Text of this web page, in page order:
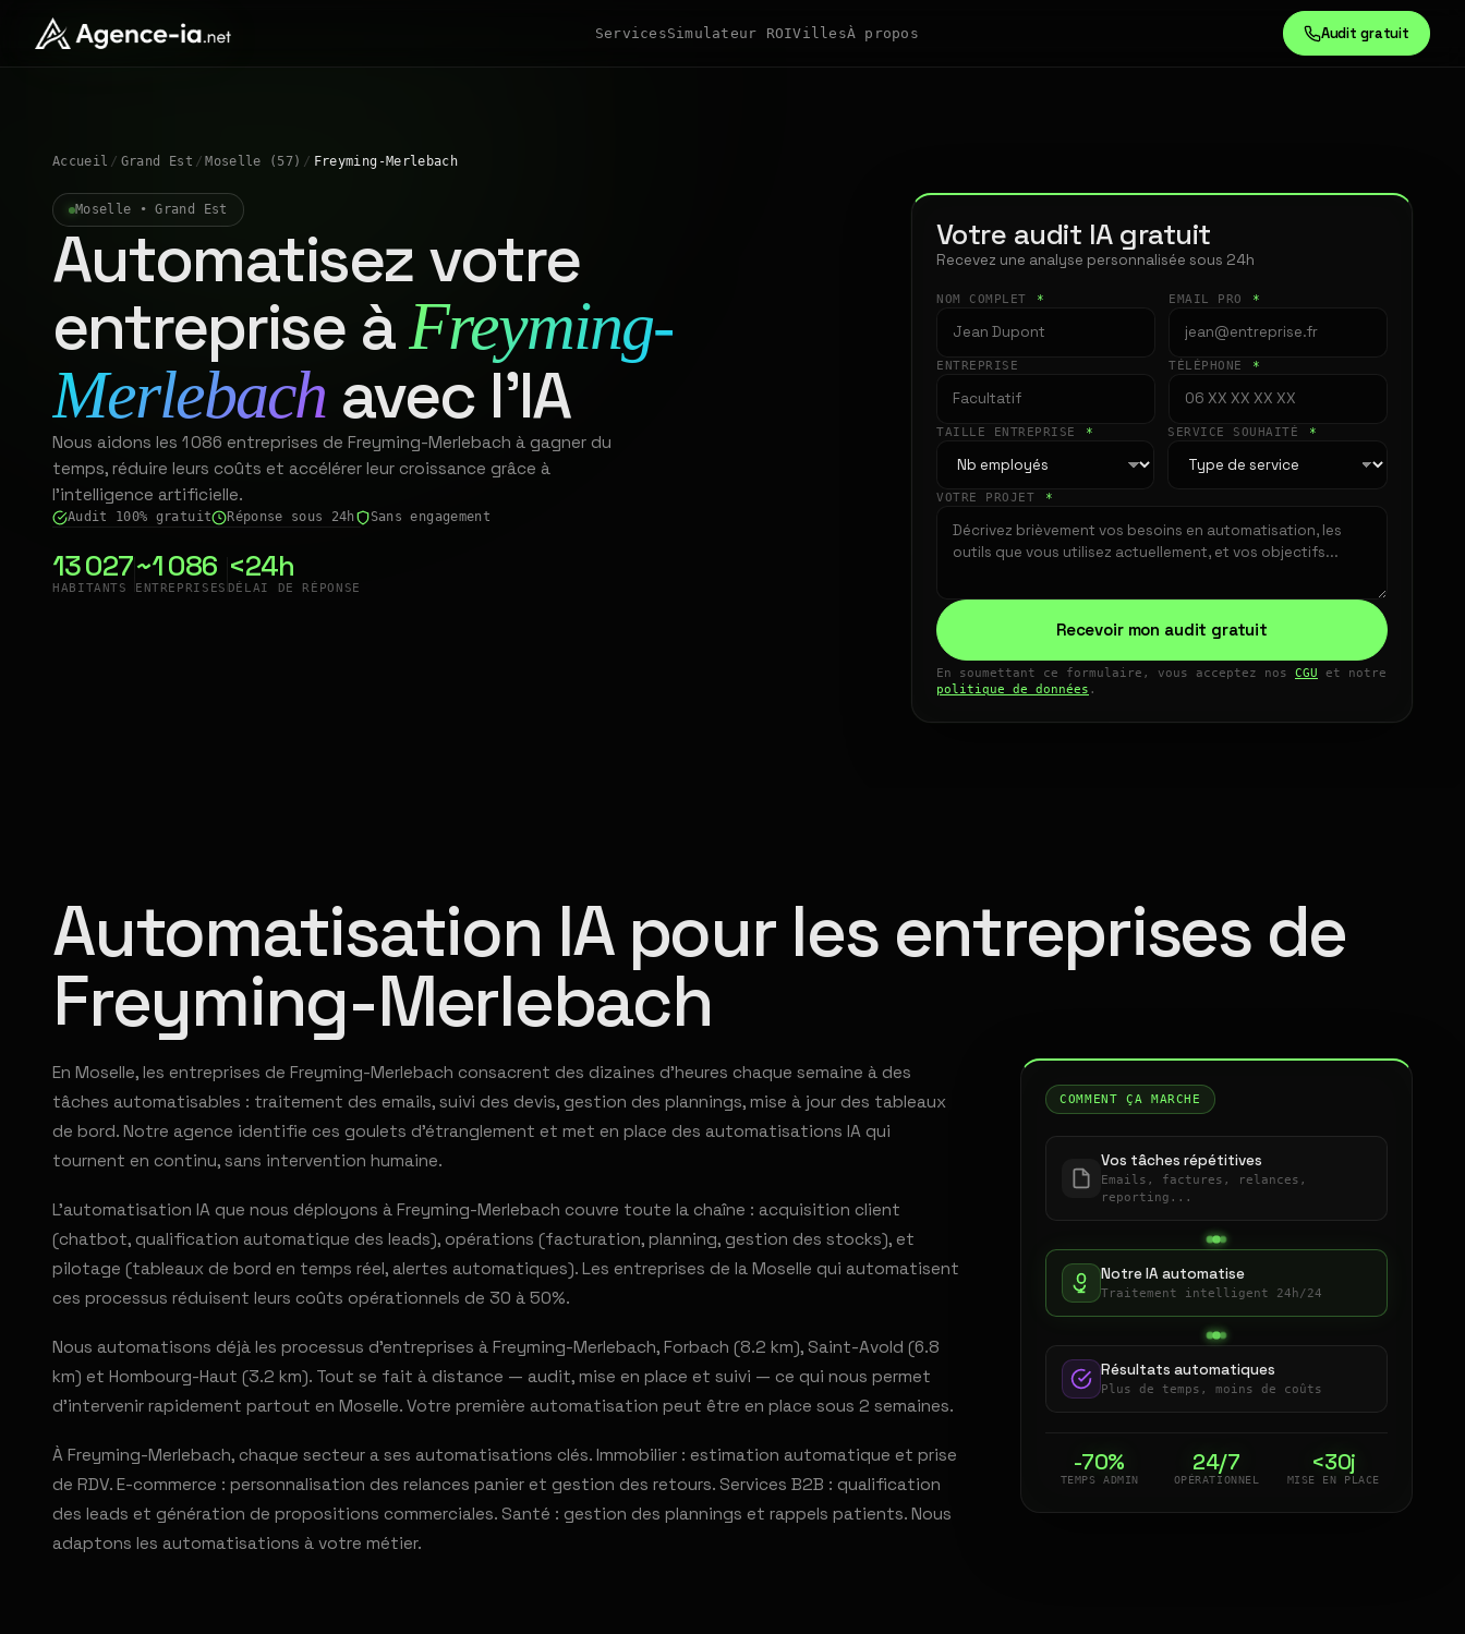
ServicesSimulateur ROIVillesÀ propos Audit gratuit
Accueil / Grand Est / Moselle (57) / Freyming-Merlebach
Moselle • Grand Est
Automatisez votre
entreprise àFreyming-
Merlebach avec l'IA
Nous aidons les 1 086 entreprises de Freyming-Merlebach à gagner du
temps, réduire leurs coûts et accélérer leur croissance grâce à
l'intelligence artificielle.
Audit 100% gratuit Réponse sous 24h Sans engagement
13 027
HABITANTS
~1 086
ENTREPRISES
<24h
DÉLAI DE RÉPONSE
Votre audit IA gratuit
Recevez une analyse personnalisée sous 24h
NOM COMPLET * EMAIL PRO *
ENTREPRISE TÉLÉPHONE *
TAILLE ENTREPRISE * SERVICE SOUHAITÉ *
VOTRE PROJET *
Recevoir mon audit gratuit
En soumettant ce formulaire, vous acceptez nos CGU et notre
politique de données .
Automatisation IA pour les entreprises de
Freyming-Merlebach
En Moselle, les entreprises de Freyming-Merlebach consacrent des dizaines d'heures chaque semaine à des
tâches automatisables : traitement des emails, suivi des devis, gestion des plannings, mise à jour des tableaux
de bord. Notre agence identifie ces goulets d'étranglement et met en place des automatisations IA qui
tournent en continu, sans intervention humaine.
L'automatisation IA que nous déployons à Freyming-Merlebach couvre toute la chaîne : acquisition client
(chatbot, qualification automatique des leads), opérations (facturation, planning, gestion des stocks), et
pilotage (tableaux de bord en temps réel, alertes automatiques). Les entreprises de la Moselle qui automatisent
ces processus réduisent leurs coûts opérationnels de 30 à 50%.
Nous automatisons déjà les processus d'entreprises à Freyming-Merlebach, Forbach (8.2 km), Saint-Avold (6.8
km) et Hombourg-Haut (3.2 km). Tout se fait à distance — audit, mise en place et suivi — ce qui nous permet
d'intervenir rapidement partout en Moselle. Votre première automatisation peut être en place sous 2 semaines.
À Freyming-Merlebach, chaque secteur a ses automatisations clés. Immobilier : estimation automatique et prise
de RDV. E-commerce : personnalisation des relances panier et gestion des retours. Services B2B : qualification
des leads et génération de propositions commerciales. Santé : gestion des plannings et rappels patients. Nous
adaptons les automatisations à votre métier.
COMMENT ÇA MARCHE
Vos tâches répétitives
Emails, factures, relances,
reporting...
Notre IA automatise
Traitement intelligent 24h/24
Résultats automatiques
Plus de temps, moins de coûts
-70%
TEMPS ADMIN
24/7
OPÉRATIONNEL
<30j
MISE EN PLACE